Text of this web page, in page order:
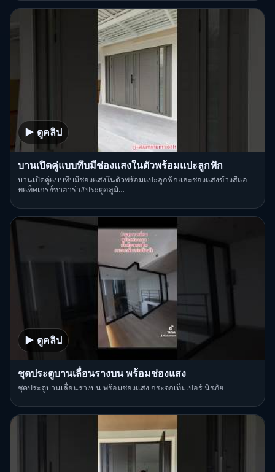
▶ ดูคลิป
บานเปิดคู่แบบทึบมีช่องแสงในตัวพร้อมแปะลูกฟัก
บานเปิดคู่แบบทึบมีช่องแสงในตัวพร้อมแปะลูกฟักและช่องแสงข้างสีแอ
ทแท็คเกรย์ซาฮาร่า#ประตูอลูมิ…
▶ ดูคลิป
ชุดประตูบานเลื่อนรางบน พร้อมช่องแสง
ชุดประตูบานเลื่อนรางบน พร้อมช่องแสง กระจกเท็มเปอร์ นิรภัย